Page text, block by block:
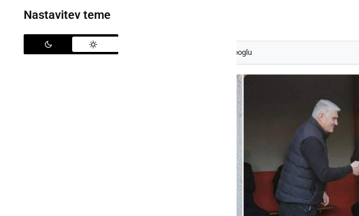
Nastavitev teme
IzberitePrlekijo kot svoj prednostni vir na Googlu